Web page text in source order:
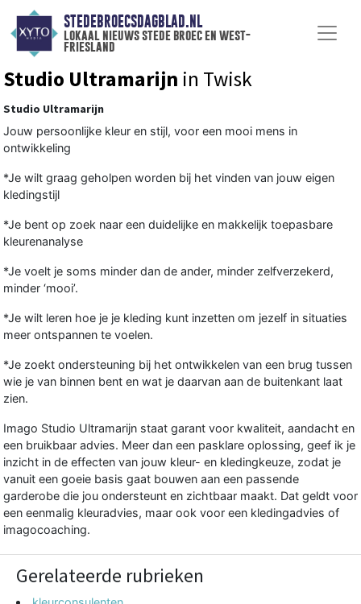
STEDEBROECSDAGBLAD.NL
lokaal nieuws stede broec en west-
friesland
Studio Ultramarijn in Twisk
Studio Ultramarijn
Jouw persoonlijke kleur en stijl, voor een mooi mens in
ontwikkeling
*Je wilt graag geholpen worden bij het vinden van jouw eigen
kledingstijl
*Je bent op zoek naar een duidelijke en makkelijk toepasbare
kleurenanalyse
*Je voelt je soms minder dan de ander, minder zelfverzekerd,
minder ‘mooi’.
*Je wilt leren hoe je je kleding kunt inzetten om jezelf in situaties
meer ontspannen te voelen.
*Je zoekt ondersteuning bij het ontwikkelen van een brug tussen
wie je van binnen bent en wat je daarvan aan de buitenkant laat
zien.
Imago Studio Ultramarijn staat garant voor kwaliteit, aandacht en
een bruikbaar advies. Meer dan een pasklare oplossing, geef ik je
inzicht in de effecten van jouw kleur- en kledingkeuze, zodat je
vanuit een goeie basis gaat bouwen aan een passende
garderobe die jou ondersteunt en zichtbaar maakt. Dat geldt voor
een eenmalig kleuradvies, maar ook voor een kledingadvies of
imagocoaching.
Gerelateerde rubrieken